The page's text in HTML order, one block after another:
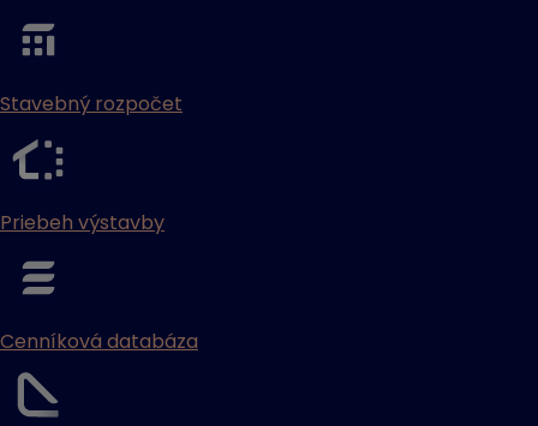
Stavebný rozpočet
Priebeh výstavby
Cenníková databáza